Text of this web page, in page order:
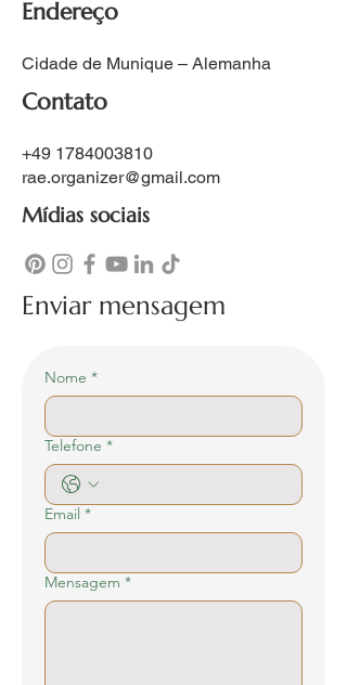
Endereço
Cidade de Munique – Alemanha
Contato
​+49 1784003810
rae.organizer@gmail.com
Mídias sociais
Enviar mensagem
Nome *
Telefone *
Email *
Mensagem *